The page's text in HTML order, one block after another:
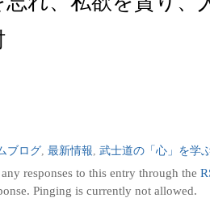
ブログ, 最新情報, 武士道の「心」を学
responses to this entry through the
Pinging is currently not allowed.